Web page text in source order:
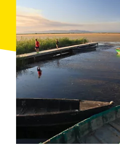
самых важных водно-
южной Европе и был
биосферным
замечательная
района – отличная
которой лежит рис и